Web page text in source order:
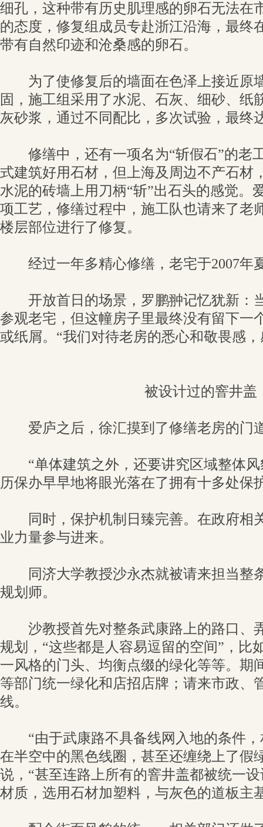
细孔，这种带有历史肌理感的卵石无法在
的态度，修复组成员专赴浙江沿海，最终
带有自然印迹和沧桑感的卵石。
为了使修复后的墙面在色泽上接近原
固，施工组采用了水泥、石灰、细砂、纸
灰砂浆，通过不同配比，多次试验，最终
修缮中，还有一项名为“斩假石”的老
式建筑好用石材，但上海及周边不产石材
水泥的砖墙上用刀柄“斩”出石头的感觉。
项工艺，修缮过程中，施工队也请来了老
楼层部位进行了修复。
经过一年多精心修缮，老宅于2007年
开放首日的场景，罗鹏翀记忆犹新：
参观老宅，但这幢房子里最终没有留下一
或纸屑。“我们对待老房的悉心和敬畏感
被设计过的窨井盖
爱庐之后，徐汇摸到了修缮老房的门
“单体建筑之外，还要讲究区域整体风
历保办早早地将眼光落在了拥有十多处保
同时，保护机制日臻完善。在政府相
业力量参与进来。
同济大学教授沙永杰就被请来担当整
规划师。
沙教授首先对整条武康路上的路口、
规划，“这些都是人容易逗留的空间”，比
一风格的门头、均衡点缀的绿化等等。期
等部门统一绿化和店招店牌；请来市政、
线。
“由于武康路不具备线网入地的条件，
在半空中的黑色线圈，甚至还缠绕上了假
说，“甚至连路上所有的窨井盖都被统一
材质，选用石材加塑料，与灰色的道板主